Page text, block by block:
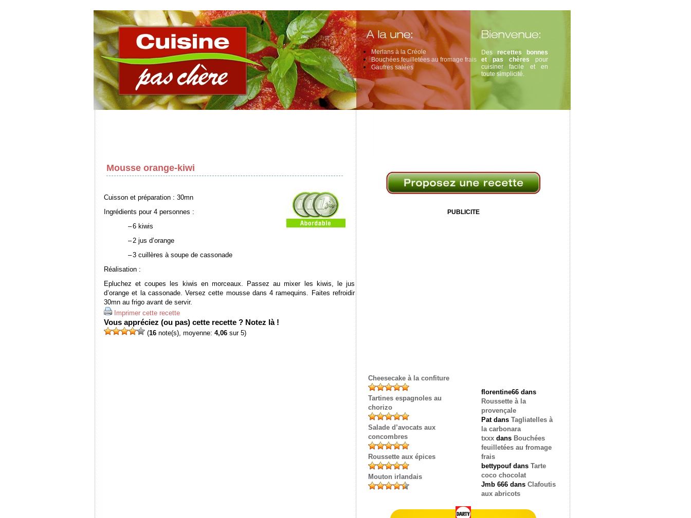
Des recettes bonnes
et pas chères pour
cuisiner facile et en
toute simplicité.
Merlans à la Créole
Bouchées feuilletées au fromage frais
Gaufres salées
Mousse orange-kiwi
Cuisson et préparation : 30mn
Ingrédients pour 4 personnes :
–6 kiwis
–2 jus d’orange
–3 cuillères à soupe de cassonade
Réalisation :
Epluchez et coupes les kiwis en morceaux. Passez au mixer les kiwis, le jus
d’orange et la cassonade. Versez cette mousse dans 4 ramequins. Faites refroidir
30mn au frigo avant de servir.
Imprimer cette recette
Vous appréciez (ou pas) cette recette ? Notez là !
(16 note(s), moyenne: 4,06 sur 5)
PUBLICITE
Cheesecake à la confiture
Tartines espagnoles au
chorizo
Salade d’avocats aux
concombres
Roussette aux épices
Mouton irlandais
florentine66 dans
Roussette à la
provençale
Patdans Tagliatelles à
la carbonara
txxx dans Bouchées
feuilletées au fromage
frais
bettypoufdans Tarte
coco chocolat
Jmb 666 dans Clafoutis
aux abricots